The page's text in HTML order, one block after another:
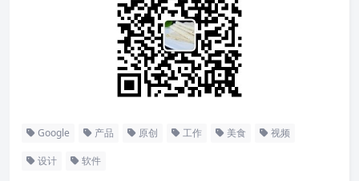
Google 产品 原创 工作 美食 视频
设计 软件